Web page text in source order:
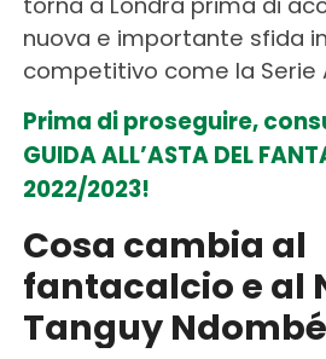
nuova e importante sfida
competitivo come la Serie
Prima di proseguire,
GUIDA ALL’ASTA DEL
2022/2023!
Cosa cambia al
fantacalcio e al
Tanguy